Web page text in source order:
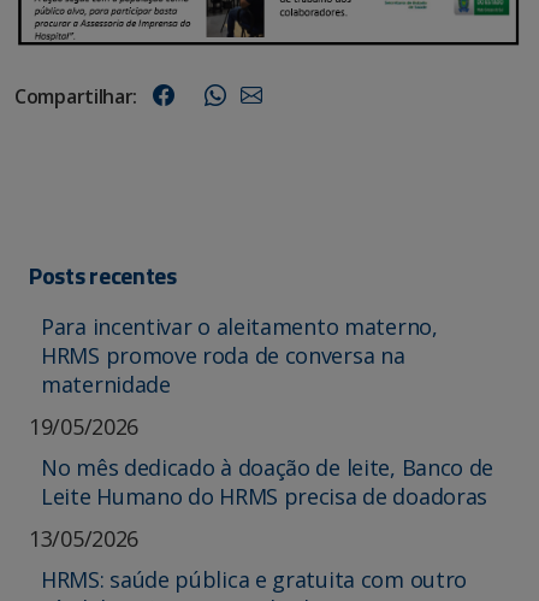
Compartilhar:
Posts recentes
Para incentivar o aleitamento materno,
HRMS promove roda de conversa na
maternidade
19/05/2026
No mês dedicado à doação de leite, Banco de
Leite Humano do HRMS precisa de doadoras
13/05/2026
HRMS: saúde pública e gratuita com outro